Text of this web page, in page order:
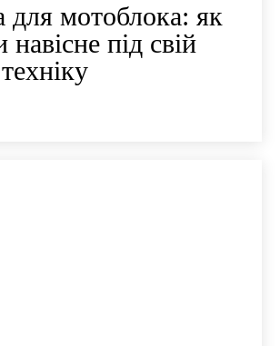
для мотоблока: як
навісне під свій